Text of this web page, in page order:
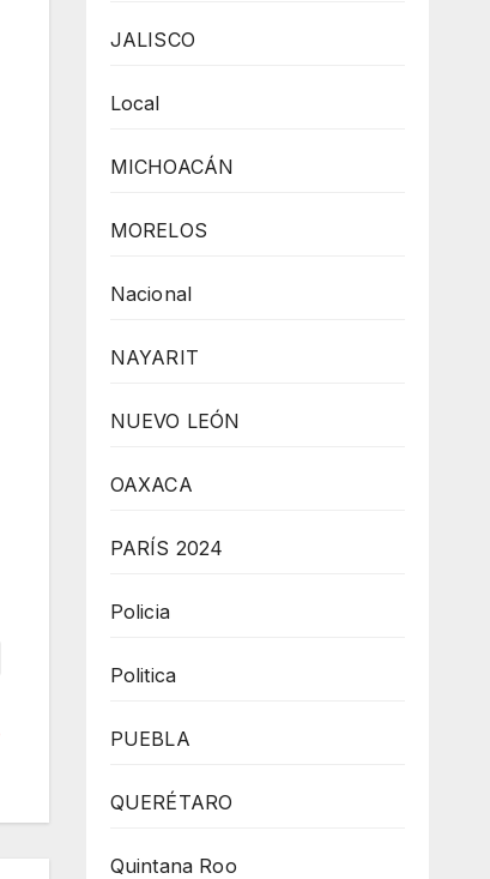
JALISCO
Local
MICHOACÁN
MORELOS
Nacional
NAYARIT
NUEVO LEÓN
OAXACA
PARÍS 2024
Policia
Politica
PUEBLA
QUERÉTARO
Quintana Roo